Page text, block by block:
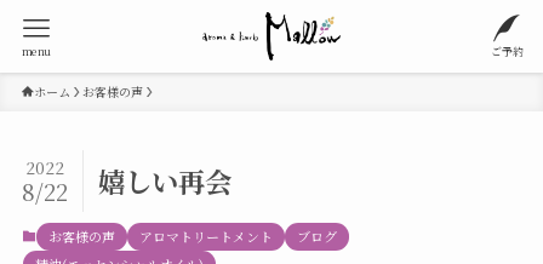
ご予約
menu
ホーム お客様の声
嬉しい再会
2022
8/22
お客様の声 アロマトリートメント
ブログ